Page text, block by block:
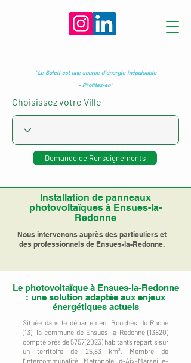
"Le Soleil est une source d’énergie inépuisable
- Profitez-en"
Choisissez votre Ville
Demande de Renseignements
Installation de panneaux
photovoltaïques à Ensues-la-
Redonne
Nous intervenons auprès des particuliers et
des professionnels de Ensues-la-Redonne.
Le photovoltaïque à Ensues-la-Redonne
: une solution adaptée aux enjeux
énergétiques actuels
Située dans le département Bouches du Rhone
(13), la commune de Ensues-la-Redonne (13820)
compte près de5757(2023) habitants répartis sur
un territoire de 25,83 km². Membre de
l'intercommunalité Metropole d-Aix-Marseille-